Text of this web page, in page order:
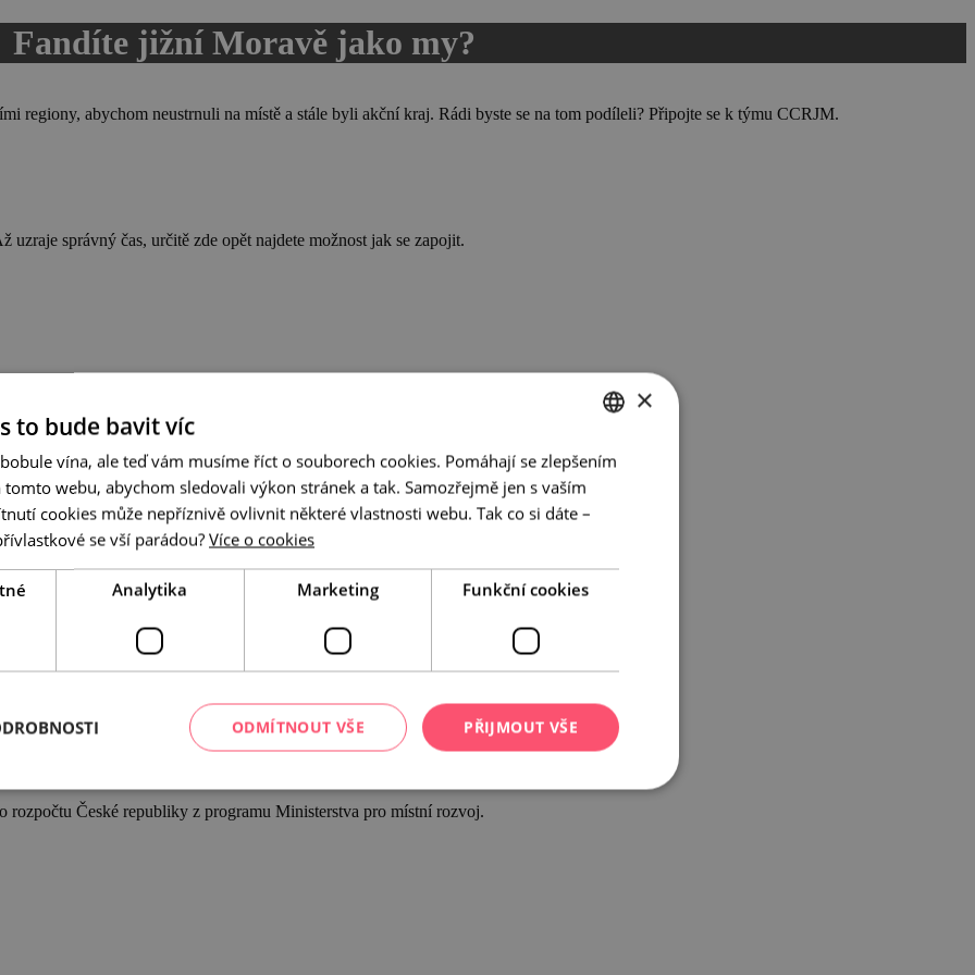
Fandíte jižní Moravě jako my?
regiony, abychom neustrnuli na místě a stále byli akční kraj. Rádi byste se na tom podíleli? Připojte se k týmu CCRJM.
správný čas, určitě zde opět najdete možnost jak se zapojit.
České republiky z programu Ministerstva pro místní rozvoj.
CZECH
×
to bude bavit víc
vína, ale teď vám musíme říct o souborech cookies. Pomáhají se zlepšením
tomto webu, abychom sledovali výkon stránek a tak. Samozřejmě jen s vaším
cookies může nepříznivě ovlivnit některé vlastnosti webu. Tak co si dáte –
se vší parádou? Více o cookies
Analytika Marketing Funkční cookies
PŘIJMOUT VŠE
ODMÍTNOUT VŠE